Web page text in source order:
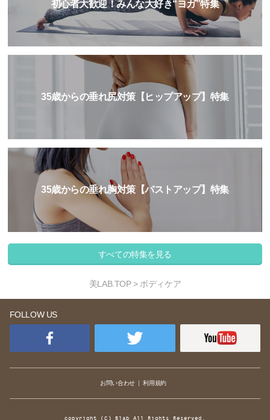
初心者大歓迎！みんな大好き“ヨガ”特集
35歳からの垂れ尻対策【ヒップアップ】特集
35歳からの垂れ胸対策【バストアップ】特集
すべての特集を見る
美LAB.TOP> ボディケア
FOLLOW US
お問い合わせ 利用規約
copyright (C) Blab All Rights Reserved.